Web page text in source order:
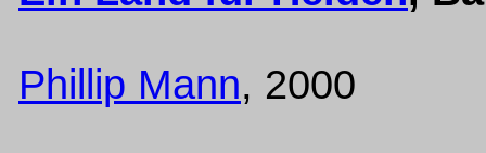
Phillip Mann, 2000